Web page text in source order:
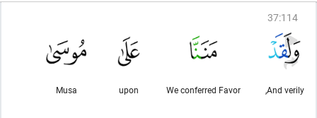
37:114
And verily,
We conferred Favor
upon
Musa